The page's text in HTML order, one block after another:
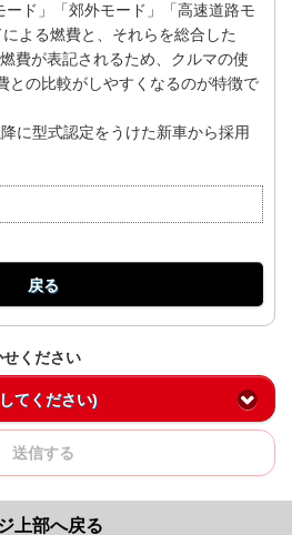
ド」「郊外モード」「高速道路モ
よる燃費と、それらを総合した
費が表記されるため、クルマの使
との比較がしやすくなるのが特徴で
に型式認定をうけた新車から採用
戻る
ください
てください)
送信する
上部へ戻る